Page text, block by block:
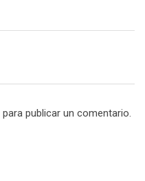
para publicar un comentario.